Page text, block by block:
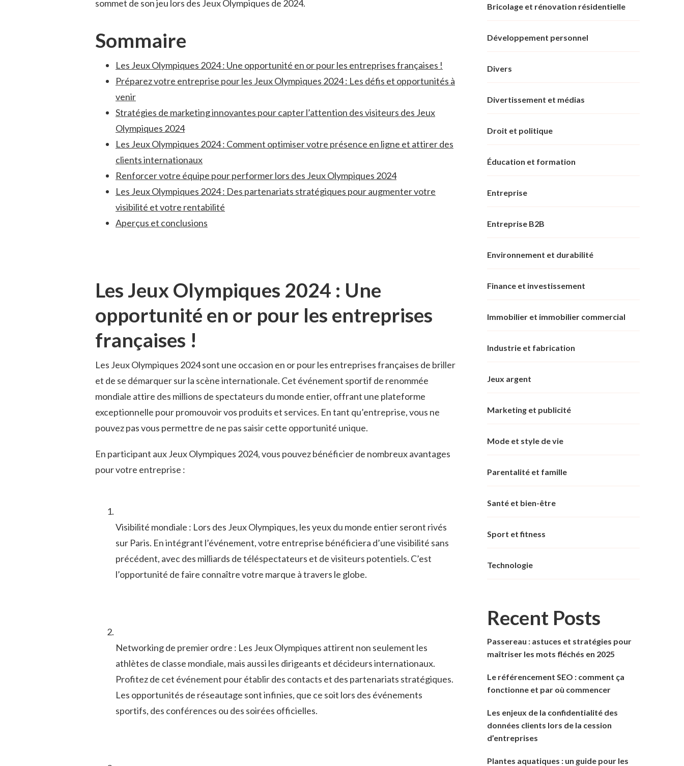
sommet de son jeu ⁤lors des Jeux Olympiques ‍de 2024.
Sommaire
Les Jeux Olympiques 2024​ : Une opportunité⁣ en or pour les entreprises‍ françaises !
Préparez votre entreprise pour les Jeux Olympiques 2024‍ : Les⁤ défis et opportunités à
venir
Stratégies de marketing innovantes‍ pour capter l’attention des visiteurs‍ des Jeux
Olympiques 2024
Les Jeux Olympiques 2024⁤ : Comment ⁣optimiser votre présence en ligne‍ et attirer des
clients internationaux
Renforcer votre équipe pour‌ performer lors ‍des Jeux Olympiques 2024
Les ⁢Jeux Olympiques 2024 : Des‍ partenariats stratégiques ⁢pour augmenter⁣ votre
visibilité et votre‍ rentabilité
Aperçus et conclusions
Les Jeux Olympiques ​2024 : Une
opportunité en or pour⁣ les entreprises ​
françaises !
Les Jeux Olympiques 2024 sont une occasion ⁤en ⁤or pour les entreprises françaises⁢ de briller
et ⁣de se⁤ démarquer sur ​la scène internationale. Cet événement sportif ⁤de‍ renommée
‌mondiale attire des millions de spectateurs du monde ‍entier, ⁣offrant une plateforme
exceptionnelle pour promouvoir vos produits et⁤ services. En tant‍ qu’entreprise, vous ne
pouvez‍ pas vous permettre‌ de ne pas saisir cette opportunité unique.
En participant aux Jeux Olympiques 2024,⁣ vous pouvez bénéficier ‌de⁤ nombreux avantages⁢
pour ⁣votre entreprise :
Visibilité mondiale : Lors ⁢des Jeux Olympiques, ‌les yeux ⁢du ​monde entier⁤ seront rivés‌
sur‍ Paris. En intégrant l’événement, votre entreprise bénéficiera d’une visibilité ⁣sans
précédent,⁣ avec des milliards de téléspectateurs et de ​visiteurs potentiels. ⁣C’est
l’opportunité de faire connaître votre marque à travers‍ le globe.
Networking‌ de premier⁢ ordre : Les ‌Jeux ⁤Olympiques ⁤attirent non seulement ‌les
athlètes de classe mondiale, ⁤mais aussi les ‍dirigeants⁣ et décideurs ‌internationaux.
Profitez de cet événement ⁤pour établir des contacts ‌et des ⁢partenariats stratégiques.
‍Les opportunités ​de réseautage sont⁤ infinies, que ce soit lors ⁤des événements
sportifs, des conférences ou des soirées⁤ officielles.
Bricolage et rénovation résidentielle
Développement personnel
Divers
Divertissement et médias
Droit et politique
Éducation et formation
Entreprise
Entreprise B2B
Environnement et durabilité
Finance et investissement
Immobilier et immobilier commercial
Industrie et fabrication
Jeux argent
Marketing et publicité
Mode et style de vie
Parentalité et famille
Santé et bien-être
Sport et fitness
Technologie
Recent Posts
Passereau : astuces et stratégies pour
maîtriser les mots fléchés en 2025
Le référencement SEO : comment ça
fonctionne et par où commencer
Les enjeux de la confidentialité des
données clients lors de la cession
d’entreprises
Plantes aquatiques : un guide pour les